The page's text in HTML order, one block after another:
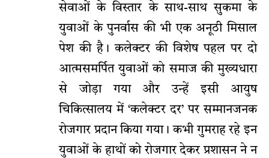
सेवाओं के विस्तार के साथ-साथ सुकमा के
युवाओं के पुनर्वास की भी एक अनूठी मिसाल
पेश की है। कलेक्टर की विशेष पहल पर दो
आत्मसमर्पित युवाओं को समाज की मुख्यधारा
से जोड़ा गया और उन्हें इसी आयुष
चिकित्सालय में ‘कलेक्टर दर’ पर सम्मानजनक
रोजगार प्रदान किया गया। कभी गुमराह रहे इन
युवाओं के हाथों को रोजगार देकर प्रशासन ने न